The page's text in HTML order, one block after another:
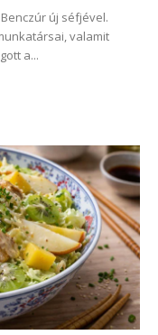
új séfjével.
valamit
a...